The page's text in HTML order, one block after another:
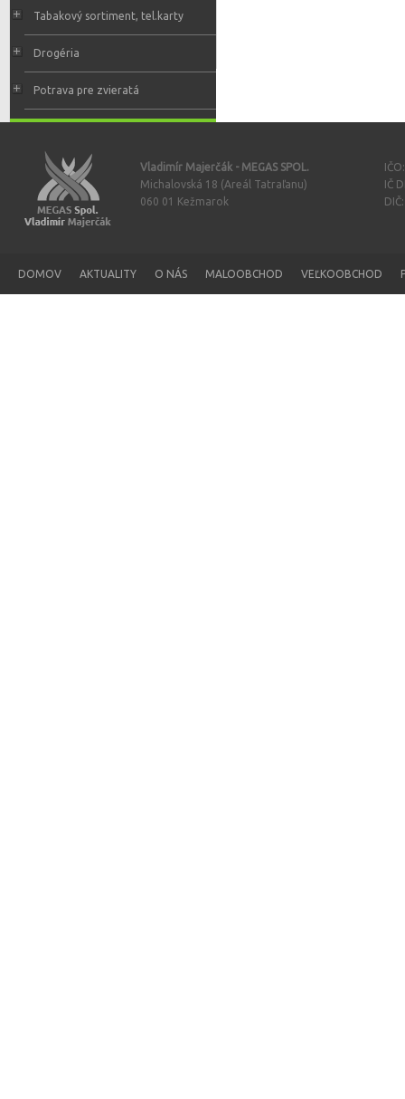
Tabakový sortiment, tel.karty
Drogéria
Potrava pre zvieratá
Vladimír Majerčák - MEGAS SPOL.
Michalovská 18 (Areál Tatraľanu)
060 01 Kežmarok
IČ
DOMOV AKTUALITY O NÁS MALOOBCHOD VEĽKOOBCHOD